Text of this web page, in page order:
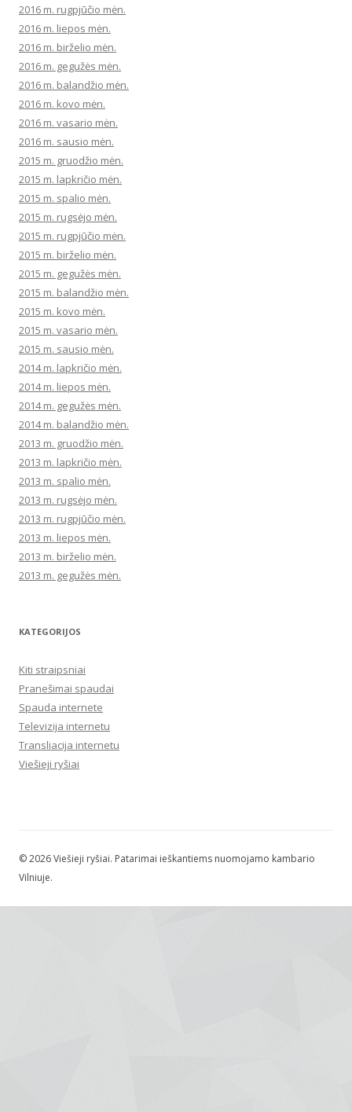
2016 m. rugpjūčio mėn.
2016 m. liepos mėn.
2016 m. birželio mėn.
2016 m. gegužės mėn.
2016 m. balandžio mėn.
2016 m. kovo mėn.
2016 m. vasario mėn.
2016 m. sausio mėn.
2015 m. gruodžio mėn.
2015 m. lapkričio mėn.
2015 m. spalio mėn.
2015 m. rugsėjo mėn.
2015 m. rugpjūčio mėn.
2015 m. birželio mėn.
2015 m. gegužės mėn.
2015 m. balandžio mėn.
2015 m. kovo mėn.
2015 m. vasario mėn.
2015 m. sausio mėn.
2014 m. lapkričio mėn.
2014 m. liepos mėn.
2014 m. gegužės mėn.
2014 m. balandžio mėn.
2013 m. gruodžio mėn.
2013 m. lapkričio mėn.
2013 m. spalio mėn.
2013 m. rugsėjo mėn.
2013 m. rugpjūčio mėn.
2013 m. liepos mėn.
2013 m. birželio mėn.
2013 m. gegužės mėn.
KATEGORIJOS
Kiti straipsniai
Pranešimai spaudai
Spauda internete
Televizija internetu
Transliacija internetu
Viešieji ryšiai
© 2026 Viešieji ryšiai. Patarimai ieškantiems nuomojamo kambario
Vilniuje.